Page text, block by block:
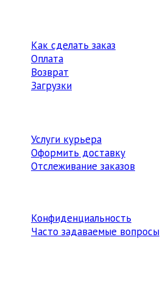
Как сделать заказ
Оплата
Возврат
Загрузки
Услуги курьера
Оформить доставку
Отслеживание заказов
Конфиденциальность
Часто задаваемые вопросы